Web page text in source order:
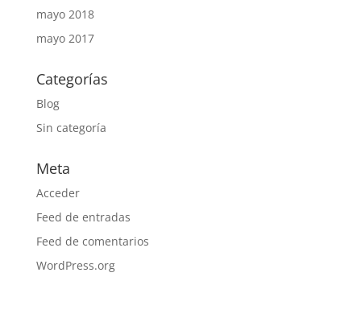
mayo 2018
mayo 2017
Categorías
Blog
Sin categoría
Meta
Acceder
Feed de entradas
Feed de comentarios
WordPress.org